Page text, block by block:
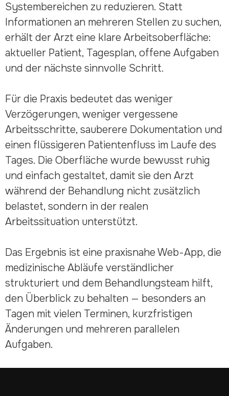
Systembereichen zu reduzieren. Statt
Informationen an mehreren Stellen zu suchen,
erhält der Arzt eine klare Arbeitsoberfläche:
aktueller Patient, Tagesplan, offene Aufgaben
und der nächste sinnvolle Schritt.
Für die Praxis bedeutet das weniger
Verzögerungen, weniger vergessene
Arbeitsschritte, sauberere Dokumentation und
einen flüssigeren Patientenfluss im Laufe des
Tages. Die Oberfläche wurde bewusst ruhig
und einfach gestaltet, damit sie den Arzt
während der Behandlung nicht zusätzlich
belastet, sondern in der realen
Arbeitssituation unterstützt.
Das Ergebnis ist eine praxisnahe Web-App, die
medizinische Abläufe verständlicher
strukturiert und dem Behandlungsteam hilft,
den Überblick zu behalten — besonders an
Tagen mit vielen Terminen, kurzfristigen
Änderungen und mehreren parallelen
Aufgaben.